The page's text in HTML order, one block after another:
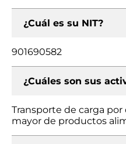
¿Cuál es su NIT?
901690582
¿Cuáles son sus
Transporte de carga
mayor de productos